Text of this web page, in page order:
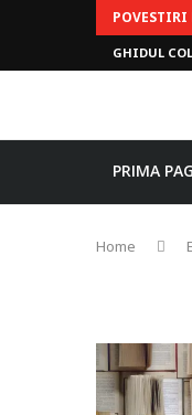
POVESTIRI
GHIDUL
PRIMA
Home